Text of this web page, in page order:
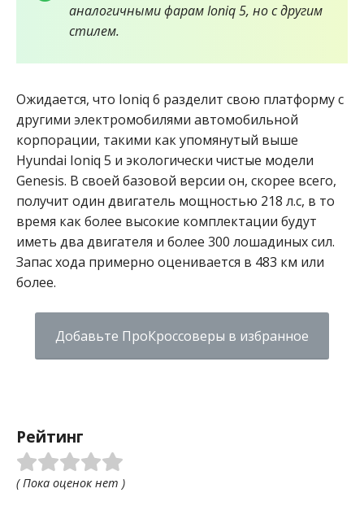
аналогичными фарам Ioniq 5, но с другим
стилем.
Ожидается, что Ioniq 6 разделит свою платформу с
другими электромобилями автомобильной
корпорации, такими как упомянутый выше
Hyundai Ioniq 5 и экологически чистые модели
Genesis. В своей базовой версии он, скорее всего,
получит один двигатель мощностью 218 л.с, в то
время как более высокие комплектации будут
иметь два двигателя и более 300 лошадиных сил.
Запас хода примерно оценивается в 483 км или
более.
Добавьте ПроКроссоверы в избранное
Рейтинг
( Пока оценок нет )